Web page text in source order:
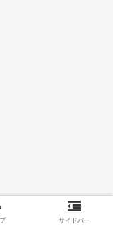
サイドバー